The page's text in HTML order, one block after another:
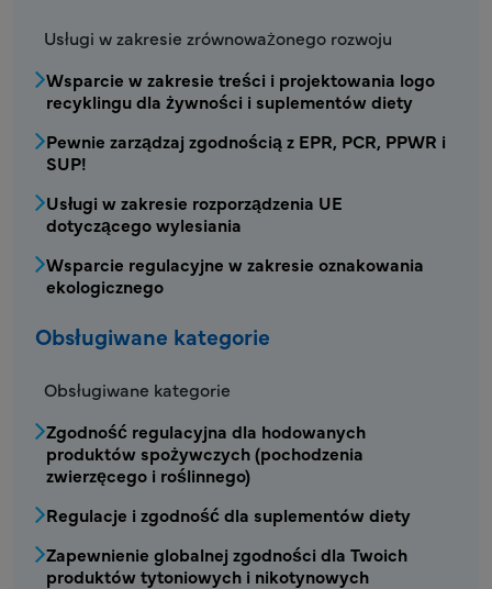
FDS – Menu zgodności produktów
Usługi w zakresie zrównoważonego rozwoju
Wsparcie w zakresie treści i projektowania logo
recyklingu dla żywności i suplementów diety
Pewnie zarządzaj zgodnością z EPR, PCR, PPWR i
SUP!
Usługi w zakresie rozporządzenia UE
dotyczącego wylesiania
Wsparcie regulacyjne w zakresie oznakowania
ekologicznego
Obsługiwane kategorie
Obsługiwane kategorie
Zgodność regulacyjna dla hodowanych
produktów spożywczych (pochodzenia
zwierzęcego i roślinnego)
Regulacje i zgodność dla suplementów diety
Zapewnienie globalnej zgodności dla Twoich
produktów tytoniowych i nikotynowych